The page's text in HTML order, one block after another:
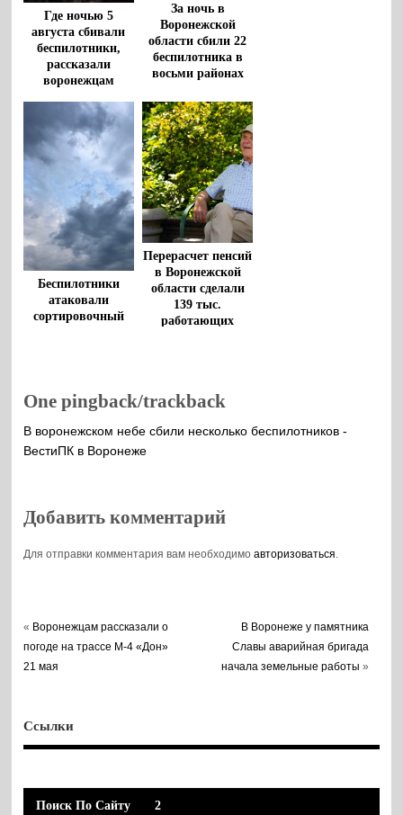
Где ночью 5
августа сбивали
беспилотники,
рассказали
воронежцам
За ночь в
Воронежской
области сбили 22
беспилотника в
восьми районах
Беспилотники
атаковали
сортировочный
Перерасчет пенсий
в Воронежской
области сделали
139 тыс.
работающих
One pingback/trackback
В воронежском небе сбили несколько беспилотников -
ВестиПК в Воронеже
Добавить комментарий
Для отправки комментария вам необходимоавторизоваться.
« Воронежцам рассказали о
погоде на трассе М-4 «Дон»
21 мая
В Воронеже у памятника
Славы аварийная бригада
начала земельные работы »
Ссылки
Поиск По Сайту 2